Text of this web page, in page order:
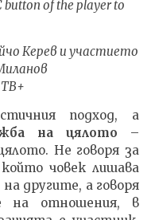
VIEWING
човечество
button of the player to
Керев и участието
ТВ+
подход, а
на цялото –
Не говоря за
човек лишава
другите, а говоря
на отношения, в